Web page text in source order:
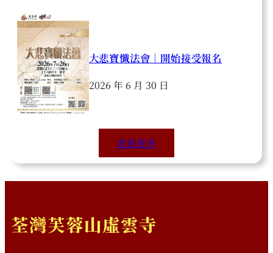
大悲寶懺法會｜開始接受報名
2026 年 6 月 30 日
查看更多
荃灣芙蓉山虛雲寺